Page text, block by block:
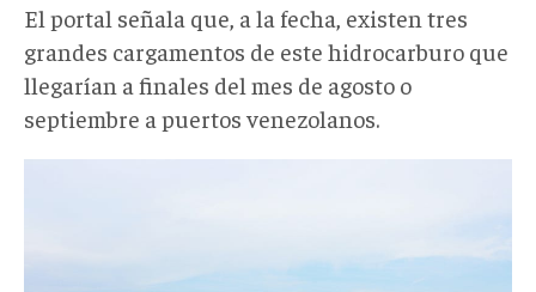
El portal señala que, a la fecha, existen tres
grandes cargamentos de este hidrocarburo que
llegarían a finales del mes de agosto o
septiembre a puertos venezolanos.